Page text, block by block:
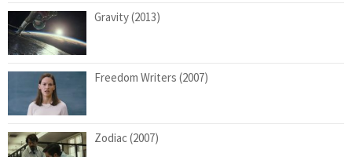
Gravity (2013)
Freedom Writers (2007)
Zodiac (2007)